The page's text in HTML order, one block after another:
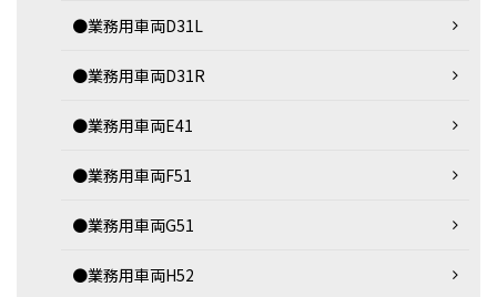
●業務用車両D31L
●業務用車両D31R
●業務用車両E41
●業務用車両F51
●業務用車両G51
●業務用車両H52